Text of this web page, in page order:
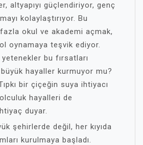
altyapıyı güçlendiriyor, genç
kolaylaştırıyor. Bu
okul ve akademi açmak,
oynamaya teşvik ediyor.
bu fırsatları
hayaller kurmuyor mu?
bir çiçeğin suya ihtiyacı
hayalleri de
duyar.
şehirlerde değil, her kıyıda
kurulmaya başladı.